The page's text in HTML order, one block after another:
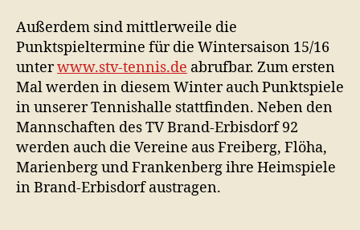
Außerdem sind mittlerweile die
Punktspieltermine für die Wintersaison 15/16
unterwww.stv-tennis.de abrufbar. Zum ersten
Mal werden in diesem Winter auch Punktspiele
in unserer Tennishalle stattfinden. Neben den
Mannschaften des TV Brand-Erbisdorf 92
werden auch die Vereine aus Freiberg, Flöha,
Marienberg und Frankenberg ihre Heimspiele
in Brand-Erbisdorf austragen.